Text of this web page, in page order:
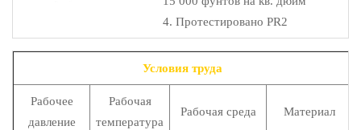
4. Протестировано PR2
Условия труда
Рабочее
давление
Рабочая
температура
Рабочая среда Материал